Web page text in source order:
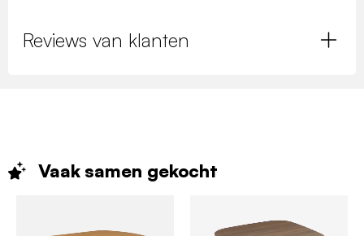
Reviews van klanten
Vaak samen gekocht